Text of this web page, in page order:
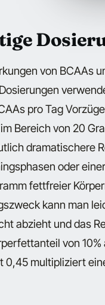
von BCAAs
pro Tag
Bereich von 20
dramatischere
oder
fettfreier
kann man
abzieht und das
von
0,45 multipliziert